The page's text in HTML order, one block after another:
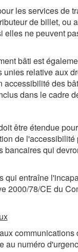
les services de
de billet, ou
ne peuvent
bâti est
relative aux
accessibilité des
dans le cadre
être étendue
de
bancaires qui
entraîne
2000/78/CE du
numéro